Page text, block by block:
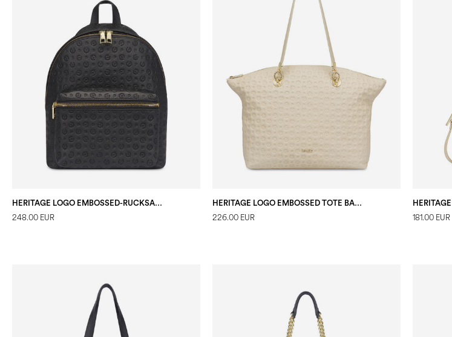
HERITAGE LOGO EMBOSSED-RUCKSACK SCHWARZ
248.00 EUR
HERITAGE LOGO EMBOSSED TOTE BAG-EINKAUFSTASCHE ELFENBEIN
226.00 EUR 181.00 EUR